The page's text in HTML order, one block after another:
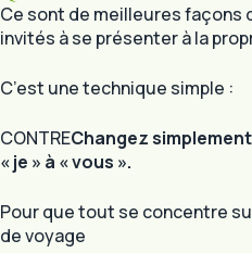
Ce sont de meilleures façons
invités à se présenter à la
C’est une technique simple :
CONTREChangez
« je » à « vous ».
Pour que tout se concentre
de voyage